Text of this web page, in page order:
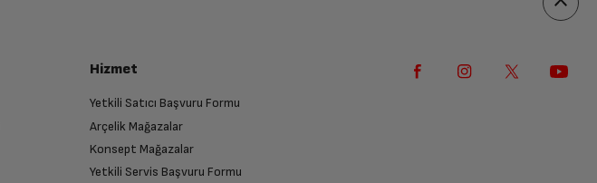
Hizmet
Yetkili Satıcı Başvuru Formu
Arçelik Mağazalar
Konsept Mağazalar
Yetkili Servis Başvuru Formu